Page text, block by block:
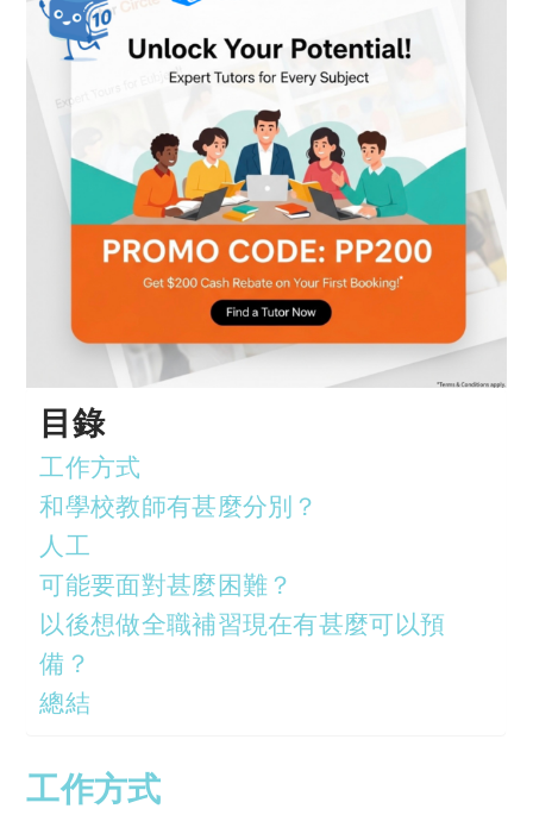
目錄
工作方式
和學校教師有甚麼分別？
人工
可能要面對甚麼困難？
以後想做全職補習現在有甚麼可以預
備？
總結
工作方式